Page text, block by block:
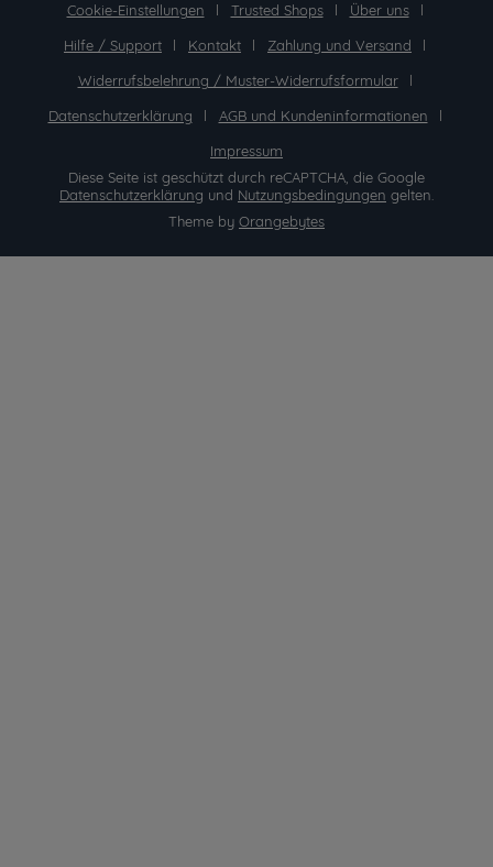
Cookie-Einstellungen Trusted Shops
Über uns
Hilfe / Support
Kontakt
Zahlung und Versand
Widerrufsbelehrung / Muster-Widerrufsformular
Datenschutzerklärung
AGB und Kundeninformationen
Impressum
Diese Seite ist geschützt durch reCAPTCHA, die Google
Datenschutzerklärung und Nutzungsbedingungen gelten.
Theme by Orangebytes